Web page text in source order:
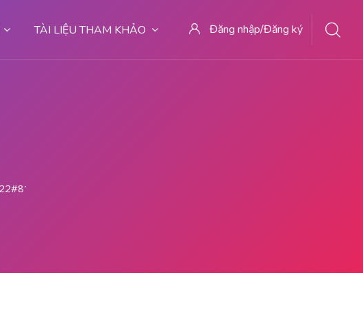
TÀI LIỆU THAM KHẢO Đăng nhập/Đăng ký
TEMPAT ABORSI MALANG